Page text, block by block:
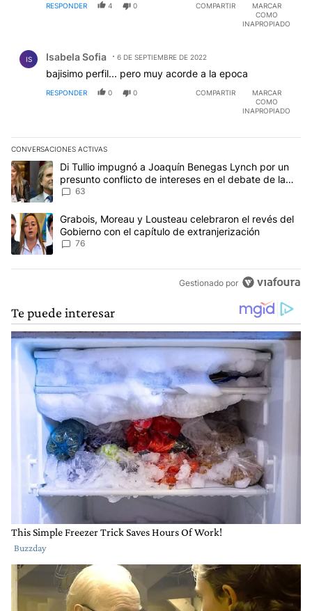
RESPONDER 4 0 COMPARTIR
MARCAR
COMO
INAPROPIADO
IS Isabela Sofia 6 DE SEPTIEMBRE DE 2022
bajisimo perfil... pero muy acorde a la epoca
RESPONDER 0 0 COMPARTIR
MARCAR
COMO
INAPROPIADO
CONVERSACIONES ACTIVAS
Este listado muestra los artículos con más comentarios en los
Un artículo de tendencia con el título "Di Tullio impugnó a
Di Tullio impugnó a Joaquín Benegas Lynch por un
presunto conflicto de intereses en el debate de la
Ley de Tierras
63
Un artículo de tendencia con el título "Grabois, Moreau y
Grabois, Moreau y Lousteau celebraron el revés del
Gobierno con el capítulo de extranjerización
76
Gestionado por